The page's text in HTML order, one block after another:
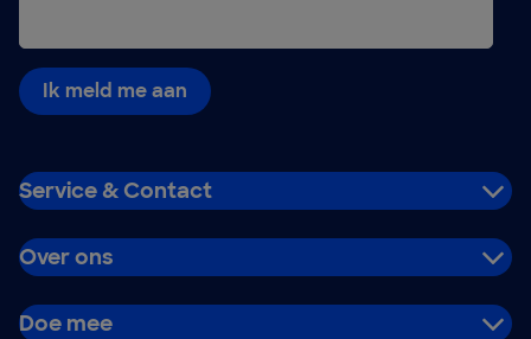
Ik meld me aan
Service & Contact
Over ons
Doe mee